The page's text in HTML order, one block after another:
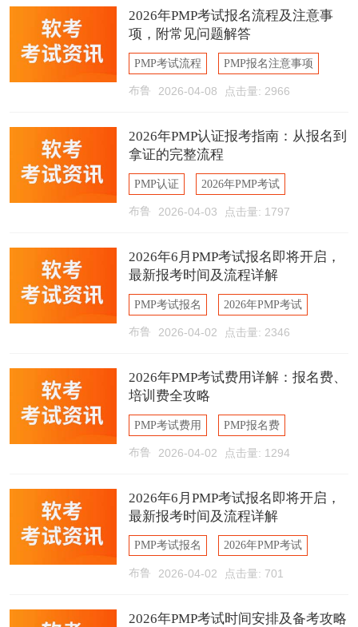
2026年PMP考试报名流程及注意事
项，附常见问题解答
PMP考试流程 PMP报名注意事项
PMP报名步骤 PMP中文报名
布鲁 2026-04-08 点击量: 2966
2026年PMP认证报考指南：从报名到
拿证的完整流程
PMP认证 2026年PMP考试
PMP报考流程 PMP报名费用
布鲁 2026-04-03 点击量: 1797
2026年6月PMP考试报名即将开启，
最新报考时间及流程详解
PMP考试报名 2026年PMP考试
PMP报考时间 PMP报名流程
布鲁 2026-04-02 点击量: 2346
2026年PMP考试费用详解：报名费、
培训费全攻略
PMP考试费用 PMP报名费
PMP培训费 2026年PMP
布鲁 2026-04-02 点击量: 1294
2026年6月PMP考试报名即将开启，
最新报考时间及流程详解
PMP考试报名 2026年PMP考试
PMP报考时间 PMP报名流程
布鲁 2026-04-02 点击量: 701
2026年PMP考试时间安排及备考攻略